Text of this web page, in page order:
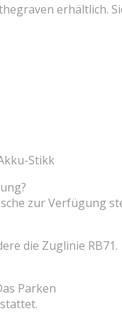
erhältlich.
Stikk
zur Verfügung
die Zuglinie RB71.
Parken